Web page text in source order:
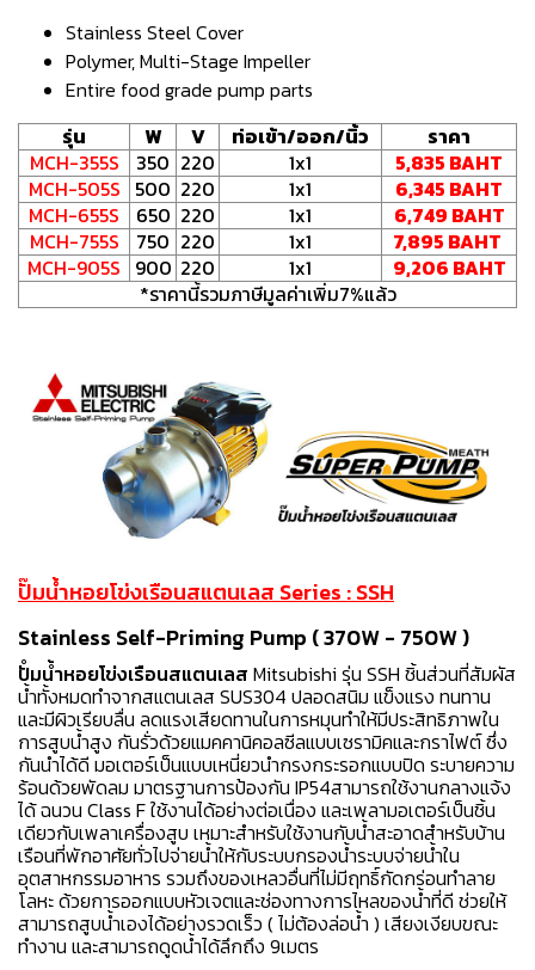
Stainless Steel Cover
Polymer, Multi-Stage Impeller
Entire food grade pump parts
รุ่น
W V ท่อเข้า/ออก/นิ้ว
ราคา
MCH-355S
350 220 1x1
5,835 BAHT
MCH-505S 500 220 1x1
6,345 BAHT
MCH-655S
650 220 1x1
6,749 BAHT
MCH-755S
750 220 1x1
7,895 BAHT
MCH-905S 900 220 1x1
9,206 BAHT
*ราคานี้รวมภาษีมูลค่าเพิ่ม7%แล้ว
ปั๊มน้ำหอยโข่งเรือนสแตนเลส Series : SSH
Stainless Self-Priming Pump ( 370W - 750W )
ปัํมน้ำหอยโข่งเรือนสแตนเลส Mitsubishi รุ่น SSH ชิ้นส่วนที่สัมผัส
น้ำทั้งหมดทำจากสแตนเลส SUS304 ปลอดสนิม แข็งแรง ทนทาน
และมีผิวเรียบลื่น ลดแรงเสียดทานในการหมุนทำให้มีประสิทธิภาพใน
การสูบน้ำสูง กันรั่วด้วยแมคคานิคอลซีลแบบเซรามิคและกราไฟต์ ซึ่ง
กันนำได้ดี มอเตอร์เป็นแบบเหนี่ยวนำกรงกระรอกแบบปิด ระบายความ
ร้อนด้วยพัดลม มาตรฐานการป้องกัน IP54สามารถใช้งานกลางแจ้ง
ได้ ฉนวน Class F ใช้งานได้อย่างต่อเนื่อง และเพลามอเตอร์เป็นชิ้น
เดียวกับเพลาเครื่องสูบ เหมาะสำหรับใช้งานกับน้ำสะอาดสำหรับบ้าน
เรือนที่พักอาศัยทั่วไปจ่ายน้ำให้กับระบบกรองน้ำระบบจ่ายน้ำใน
อุตสาหกรรมอาหาร รวมถึงของเหลวอื่นที่ไม่มีฤทธิ์กัดกร่อนทำลาย
โลหะ ด้วยการออกแบบหัวเจตและช่องทางการไหลของน้ำที่ดี ช่วยให้
สามารถสูบน้ำเองได้อย่างรวดเร็ว ( ไม่ต้องล่อน้ำ ) เสียงเงียบขณะ
ทำงาน และสามารถดูดน้ำได้ลึกถึง 9เมตร